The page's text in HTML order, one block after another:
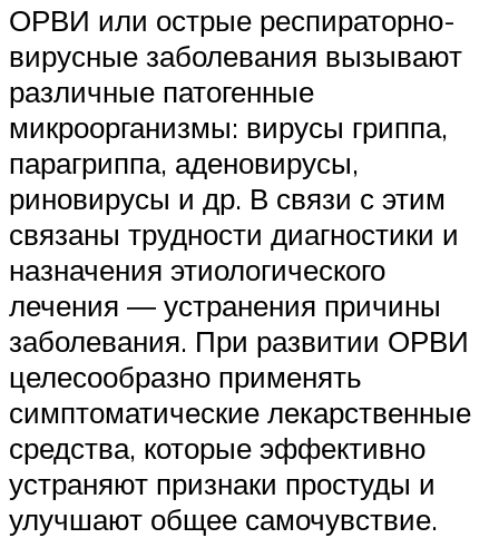
ОРВИ или острые респираторно-
вирусные заболевания вызывают
различные патогенные
микроорганизмы: вирусы гриппа,
парагриппа, аденовирусы,
риновирусы и др. В связи с этим
связаны трудности диагностики и
назначения этиологического
лечения ― устранения причины
заболевания. При развитии ОРВИ
целесообразно применять
симптоматические лекарственные
средства, которые эффективно
устраняют признаки простуды и
улучшают общее самочувствие.